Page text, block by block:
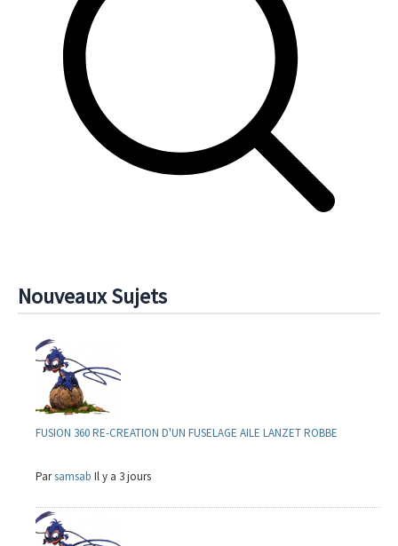
Nouveaux Sujets
FUSION 360 RE-CREATION D'UN FUSELAGE AILE LANZET ROBBE
Parsamsab Il y a 3 jours